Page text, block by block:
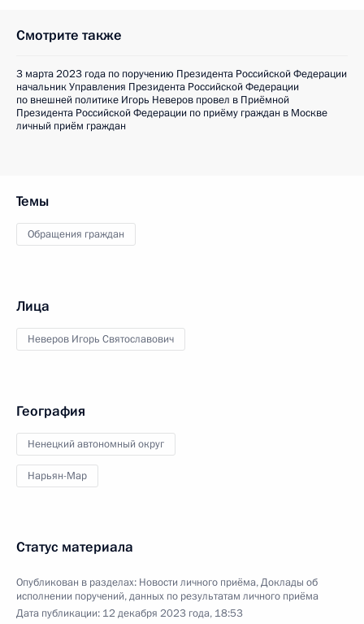
Смотрите также
3 марта 2023 года по поручению Президента Российской Федерации
начальник Управления Президента Российской Федерации
по внешней политике Игорь Неверов провел в Приёмной
Президента Российской Федерации по приёму граждан в Москве
личный приём граждан
Темы
Обращения граждан
Лица
Неверов Игорь Святославович
География
Ненецкий автономный округ
Нарьян-Мар
Статус материала
Опубликован в разделах: Новости личного приёма,Доклады об
исполнении поручений, данных по результатам личного приёма
Дата публикации: 12 декабря 2023 года, 18:53